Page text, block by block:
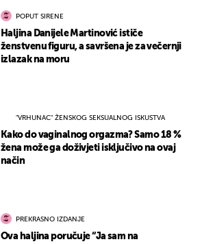
POPUT SIRENE
Haljina Danijele Martinović ističe
ženstvenu figuru, a savršena je za večernji
izlazak na moru
"VRHUNAC" ŽENSKOG SEKSUALNOG ISKUSTVA
Kako do vaginalnog orgazma? Samo 18 %
žena može ga doživjeti isključivo na ovaj
način
PREKRASNO IZDANJE
Ova haljina poručuje “Ja sam na